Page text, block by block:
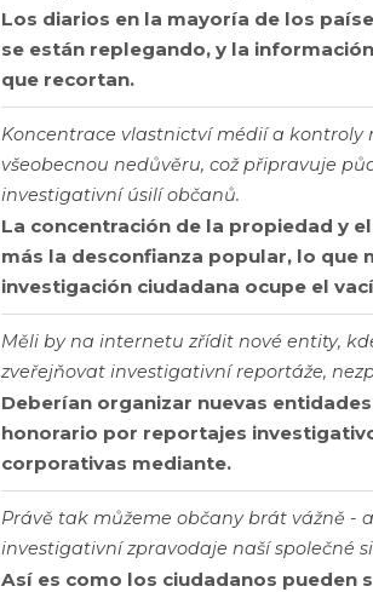
Los diarios en la mayoría de los
se están replegando, y la
que recortan.
Koncentrace vlastnictví médií a
všeobecnou nedůvěru, což připravuje
investigativní úsilí občanů.
La concentración de la propiedad y
más la desconfianza popular, lo que
investigación ciudadana ocupe el
Měli by na internetu zřídit nové entity,
zveřejňovat investigativní reportáže,
Deberían organizar nuevas
honorario por reportajes
corporativas mediante.
Právě tak můžeme občany brát vážně -
investigativní zpravodaje naší společné
Así es como los ciudadanos pueden